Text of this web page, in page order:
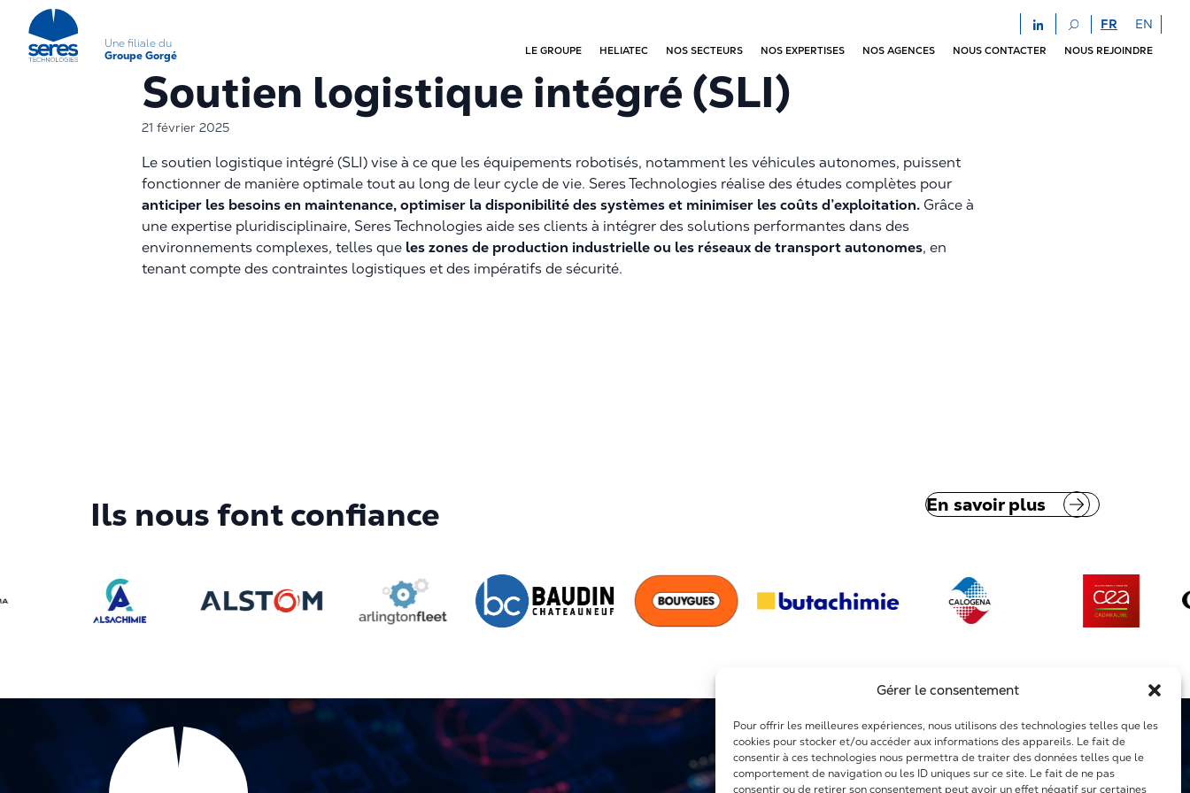
Gérer le consentement
Pour offrir les meilleures expériences, nous utilisons des technologies telles que les
cookies pour stocker et/ou accéder aux informations des appareils. Le fait de
consentir à ces technologies nous permettra de traiter des données telles que le
comportement de navigation ou les ID uniques sur ce site. Le fait de ne pas
consentir ou de retirer son consentement peut avoir un effet négatif sur certaines
Une filiale du
Groupe Gorgé
FR EN
LE GROUPE HELIATEC NOS SECTEURS NOS EXPERTISES NOS AGENCES NOUS CONTACTER NOUS REJOINDRE
Soutien logistique intégré (SLI)
21 février 2025
Le soutien logistique intégré (SLI) vise à ce que les équipements robotisés, notamment les véhicules autonomes, puissent
fonctionner de manière optimale tout au long de leur cycle de vie. Seres Technologies réalise des études complètes pour
anticiper les besoins en maintenance, optimiser la disponibilité des systèmes et minimiser les coûts d’exploitation. Grâce à
une expertise pluridisciplinaire, Seres Technologies aide ses clients à intégrer des solutions performantes dans des
environnements complexes, telles que les zones de production industrielle ou les réseaux de transport autonomes, en
tenant compte des contraintes logistiques et des impératifs de sécurité.
Ils nous font confiance En savoir plus